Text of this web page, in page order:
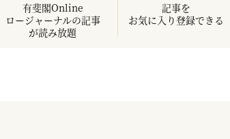
有斐閣Online
ロージャーナルの記事
が読み放題
記事を
お気に入り登録できる